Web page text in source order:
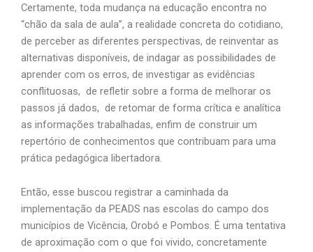
Certamente, toda mudança na educação encontra no
“chão da sala de aula”, a realidade concreta do cotidiano,
de perceber as diferentes perspectivas, de reinventar as
alternativas disponíveis, de indagar as possibilidades de
aprender com os erros, de investigar as evidências
conflituosas, de refletir sobre a forma de melhorar os
passos já dados, de retomar de forma crítica e analítica
as informações trabalhadas, enfim de construir um
repertório de conhecimentos que contribuam para uma
prática pedagógica libertadora.
Então, esse buscou registrar a caminhada da
implementação da PEADS nas escolas do campo dos
municípios de Vicência, Orobó e Pombos. É uma tentativa
de aproximação com o que foi vivido, concretamente